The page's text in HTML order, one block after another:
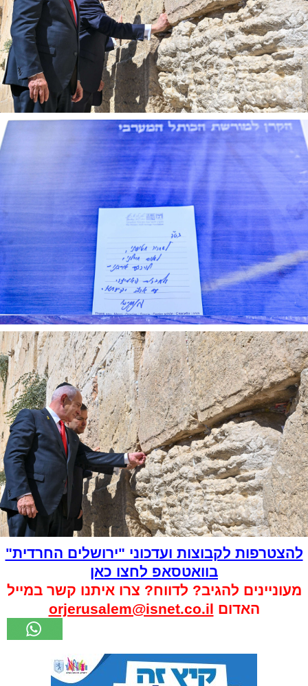
להצטרפות לקבוצות ועדכוני "ירושלים החרדית"
בוואטסאפ לחצו כאן
מעוניינים להגיב? לדווח? צרו איתנו קשר במייל
האדום orjerusalem@isnet.co.il